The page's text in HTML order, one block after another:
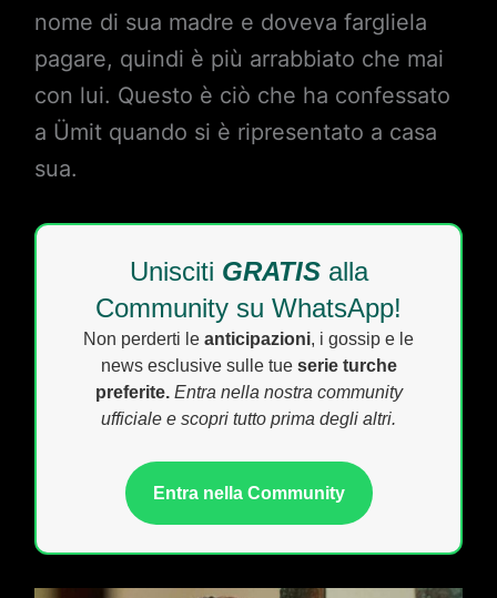
nome di sua madre e doveva fargliela
pagare, quindi è più arrabbiato che mai
con lui. Questo è ciò che ha confessato
a Ümit quando si è ripresentato a casa
sua.
Unisciti GRATISalla
Community su WhatsApp!
Non perderti le anticipazioni, i gossip e le
news esclusive sulle tue serie turche
preferite. Entra nella nostra community
ufficiale e scopri tutto prima degli altri.
Entra nella Community